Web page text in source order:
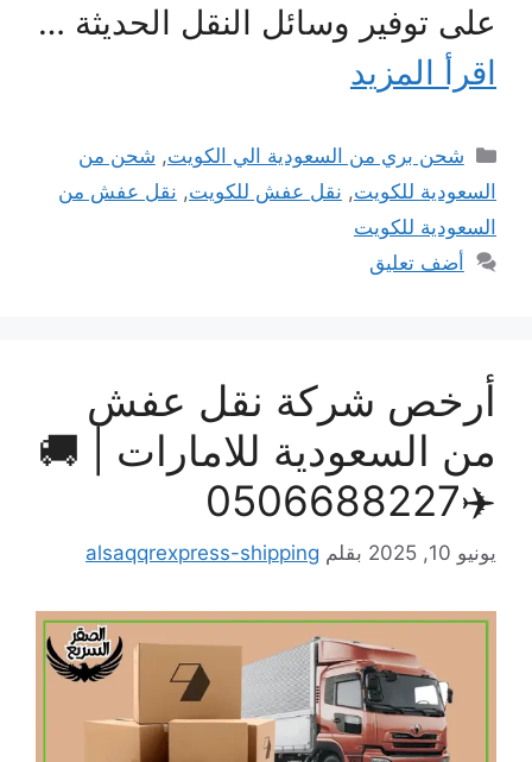
توفير وسائل النقل الحديثة …
المزيد
التصنيفات
شحن بري من السعودية الي الكويت,شحن من
للكويت,نقل عفش للكويت,نقل عفش من
للكويت
أضف تعليق
شركة نقل عفش
السعودية للامارات | 🚚
10, 2025 بقلم alsaqqrexpress-shipping